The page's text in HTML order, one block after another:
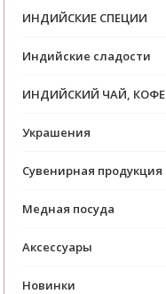
ИНДИЙСКИЕ СПЕЦИИ
Индийские сладости
ИНДИЙСКИЙ ЧАЙ, КОФЕ
Украшения
Сувенирная продукция
Медная посуда
Аксессуары
Новинки